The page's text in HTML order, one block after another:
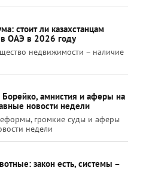
стоит ли казахстанцам
в ОАЭ в 2026 году
недвижимости – наличие
Борейко, амнистия и аферы на
новости недели
громкие суды и аферы
недели
закон есть, системы –